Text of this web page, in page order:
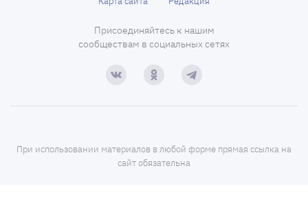
Присоединяйтесь к нашим
сообществам в социальных сетях
При использовании материалов в любой форме прямая ссылка на
сайт обязательна